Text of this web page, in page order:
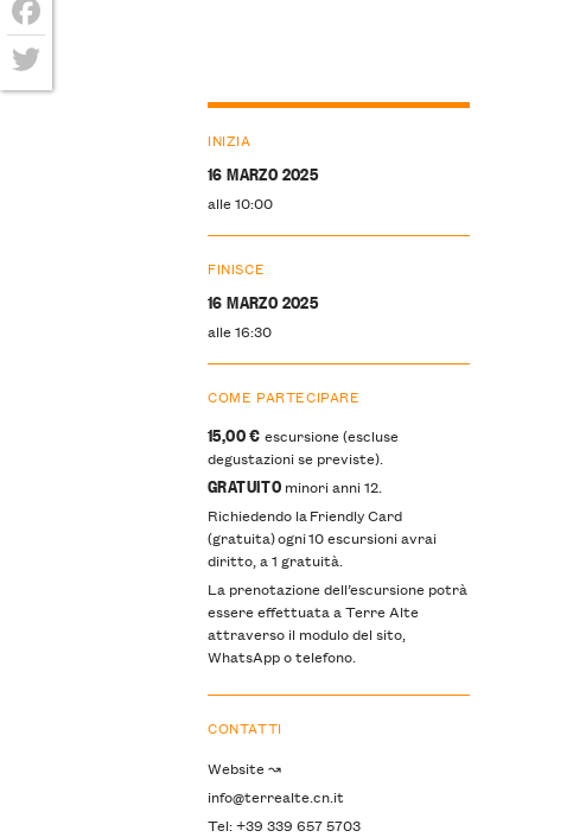
INIZIA
16 MARZO 2025
alle 10:00
FINISCE
16 MARZO 2025
alle 16:30
COME PARTECIPARE
15,00 € escursione (escluse
degustazioni se previste).
GRATUITO minori anni 12.
Richiedendo la Friendly Card
(gratuita) ogni 10 escursioni avrai
diritto, a 1 gratuità.
La prenotazione dell’escursione potrà
essere effettuata a Terre Alte
attraverso il modulo del sito,
WhatsApp o telefono.
CONTATTI
Website ↝
info@terrealte.cn.it
Tel: +39 339 657 5703
Facebook
Twitter